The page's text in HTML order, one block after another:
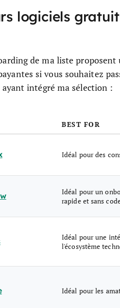
logiciels
de ma liste
si vous souhaitez
intégré ma sélection :
BEST FOR
Idéal pour des
Idéal pour un
rapide et sans
Idéal pour une
l'écosystème
Idéal pour les